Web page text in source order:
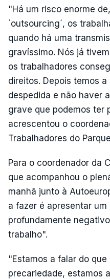
"Há um risco enorme
`outsourcing´, os
quando há uma
gravíssimo. Nós já
os trabalhadores
direitos. Depois temos
despedida e não haver
grave que podemos ter
acrescentou o
Trabalhadores do
Para o coordenador da
que acompanhou o
manhã junto à
a fazer é apresentar
profundamente
trabalho".
"Estamos a falar do
precariedade, estamos